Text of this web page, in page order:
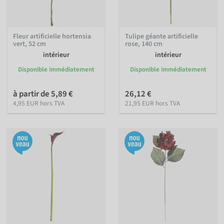
Fleur artificielle hortensia
vert, 52 cm
intérieur
Disponible immédiatement
à partir de 5,89 €
4,95 EUR hors TVA
Tulipe géante artificielle
rose, 140 cm
intérieur
Disponible immédiatement
26,12 €
21,95 EUR hors TVA